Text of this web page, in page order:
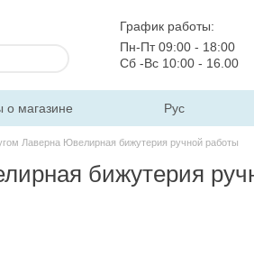
График работы:
Пн-Пт 09:00 - 18:00
Сб -Вс 10:00 - 16.00
о магазине
Рус
Лаверна Ювелирная бижутерия ручной работы
бижутерия